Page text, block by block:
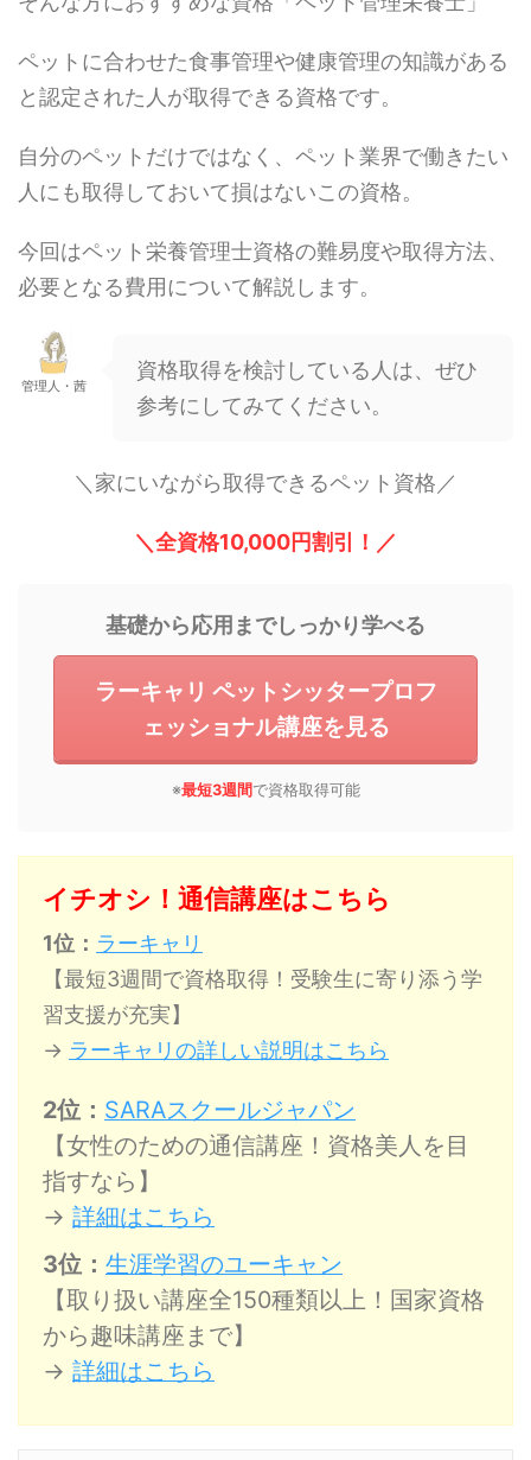
ペットに合わせた食事管理や健康管理の知識がある
と認定された人が取得できる資格です。
自分のペットだけではなく、ペット業界で働きたい
人にも取得しておいて損はないこの資格。
今回はペット栄養管理士資格の難易度や取得方法、
必要となる費用について解説します。
管理人・茜
資格取得を検討している人は、ぜひ
参考にしてみてください。
＼家にいながら取得できるペット資格／
＼全資格10,000円割引！／
基礎から応用までしっかり学べる
ラーキャリ ペットシッタープロフ
ェッショナル講座を見る
※最短3週間 で資格取得可能
イチオシ！通信講座はこちら
1位： ラーキャリ
【最短3週間で資格取得！受験生に寄り添う学
習支援が充実】
→ ラーキャリの詳しい説明はこちら
2位： SARAスクールジャパン
【女性のための通信講座！資格美人を目
指すなら】
→ 詳細はこちら
3位： 生涯学習のユーキャン
【取り扱い講座全150種類以上！国家資格
から趣味講座まで】
→ 詳細はこちら